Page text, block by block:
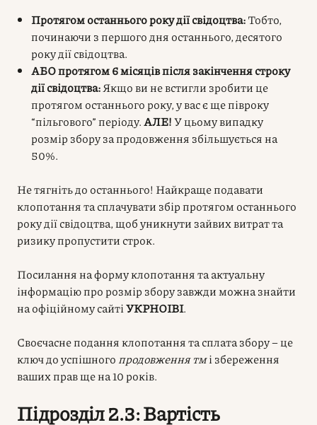
Протягом останнього року дії свідоцтва:Тобто,
починаючи з першого дня останнього, десятого
року дії свідоцтва.
АБО протягом 6 місяців після закінчення строку
дії свідоцтва:Якщо ви не встигли зробити це
протягом останнього року, у вас є ще півроку
“пільгового” періоду. АЛЕ!У цьому випадку
розмір збору за продовження збільшується на
50%.
Не тягніть до останнього! Найкраще подавати
клопотання та сплачувати збір протягом останнього
року дії свідоцтва, щоб уникнути зайвих витрат та
ризику пропустити строк.
Посилання на форму клопотання та актуальну
інформацію про розмір збору завжди можна знайти
на офіційному сайтіУКРНОІВІ.
Своєчасне подання клопотання та сплата збору – це
ключ до успішного продовження тмі збереження
ваших прав ще на 10 років.
Підрозділ 2.3: Вартість